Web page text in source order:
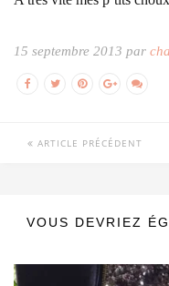
15 septembre 2013 par
ARTICLE PRÉCÉDENT
VOUS DEVRIEZ